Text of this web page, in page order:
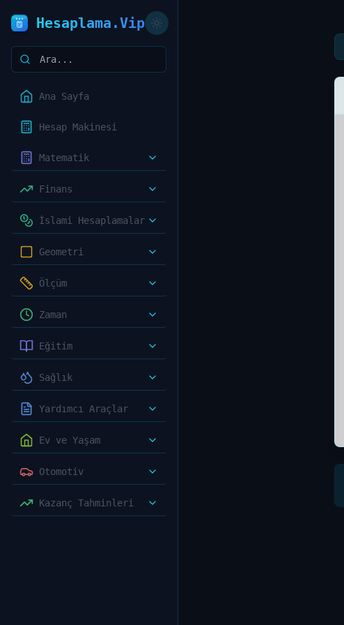
Hesaplama.Vip
Ana Sayfa
Hesap Makinesi
Matematik
Finans
İslami Hesaplamalar
Geometri
Ölçüm
Zaman
Eğitim
Sağlık
Yardımcı Araçlar
Ev ve Yaşam
Otomotiv
Kazanç Tahminleri